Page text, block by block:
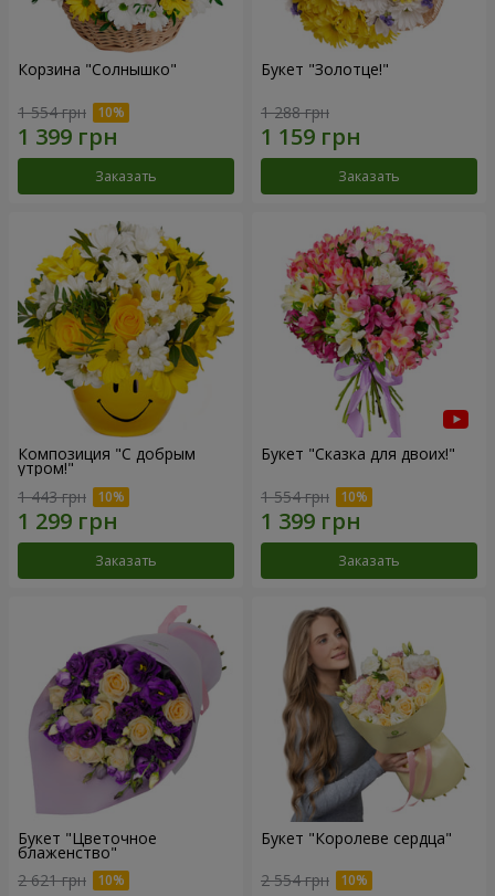
Корзина "Солнышко"
1 554 грн
Заказать
Букет "Золотце!"
1 288 грн
Заказать
Композиция "С добрым
утром!"
1 443 грн
Заказать
Букет "Сказка для двоих!"
1 554 грн
Заказать
Букет "Цветочное
блаженство"
2 621 грн
Букет "Королеве сердца"
2 554 грн